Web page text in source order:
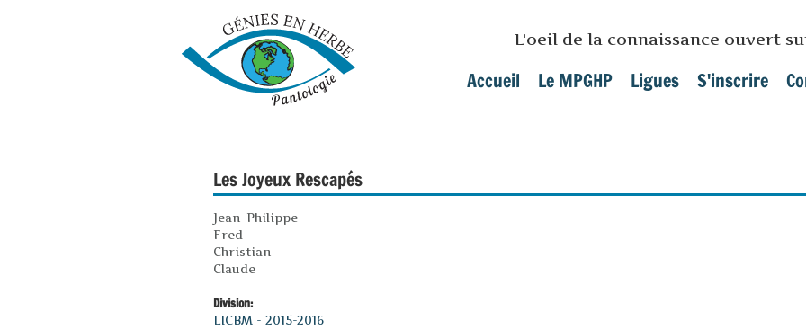
L'oeil de la connaissance ouvert
Main menu
Accueil Le MPGHP Ligues S'inscrire
Les Joyeux Rescapés
Jean-Philippe
Fred
Christian
Claude
Division:
LICBM - 2015-2016